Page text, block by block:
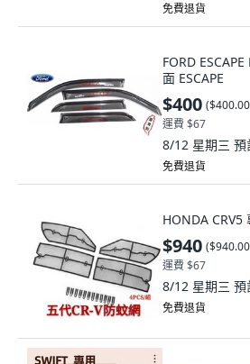
免費退貨
FORD
面 ESCAPE
$400 (
運費 $67
8/12 星期三 預
免費退貨
HONDA CRV5
$940 (
運費 $67
8/12 星期三 預
免費退貨